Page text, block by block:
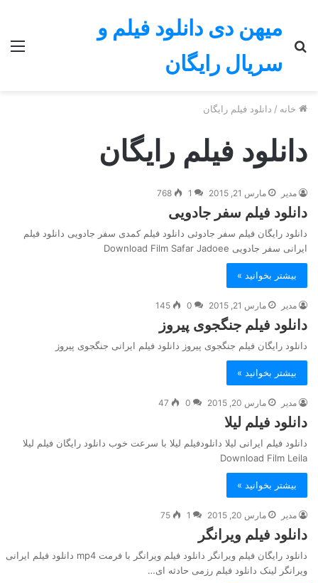
میهن دی دانلود فیلم و
سریال رایگان
جستجو
برای
خانه / دانلود فیلم رایگان
دانلود فیلم رایگان
مدیر مارس 21, 2015 1
768
دانلود فیلم سفر جادویی
دانلود رایگان فیلم سفر جادوئی دانلود فیلم کمدی سفر جادویی دانلود فیلم
ایرانی سفر جادویی Download Film Safar Jadoee
بیشتر بخوانید »
مدیر مارس 21, 2015 0
145
دانلود فیلم جنگجوی پیروز
دانلود رایگان فیلم جنگجوی پیروز دانلود فیلم ایرانی جنگجوی پیروز
بیشتر بخوانید »
مدیر مارس 20, 2015 0
47
دانلود فیلم لیلا
دانلود فیلم ایرانی لیلا دانلودفیلم لیلا با سرعت خوب دانلود رایگان فیلم لیلا
Download Film Leila
بیشتر بخوانید »
مدیر مارس 20, 2015 1
75
دانلود فیلم ویرانگر
دانلود رایگان فیلم ویرانگر دانلود فیلم ویرانگر با فرمت mp4 دانلود فیلم ایرانی
ویرانگر لینک دانلود فیلم رزمی حادثه ای…